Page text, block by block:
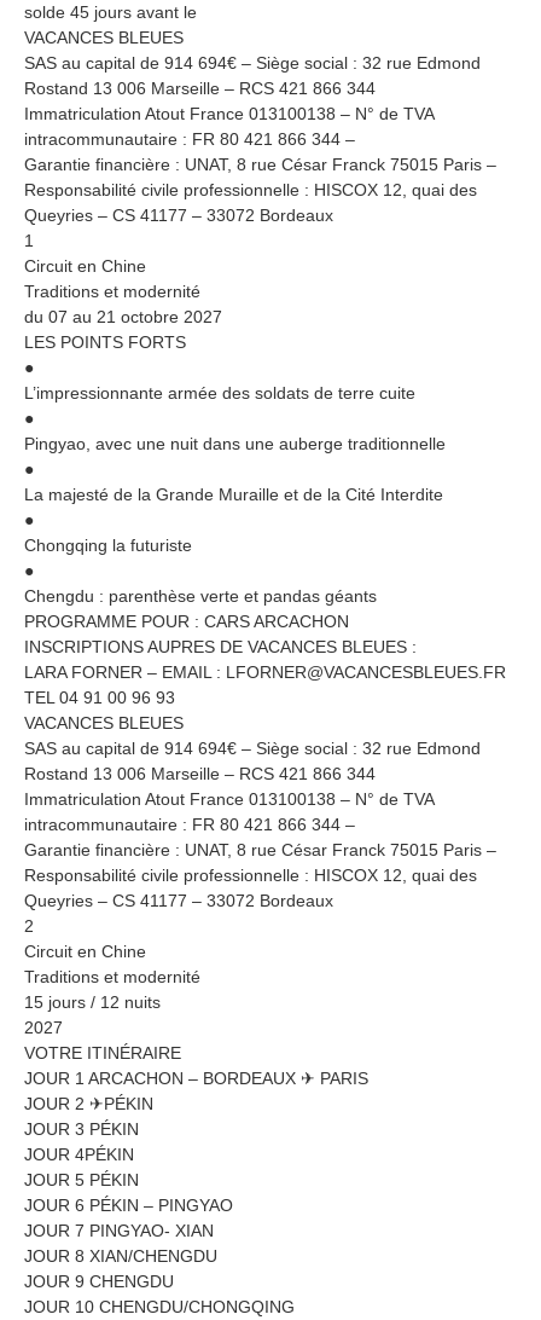
solde 45 jours avant le
VACANCES BLEUES
SAS au capital de 914 694€ – Siège social : 32 rue Edmond
Rostand 13 006 Marseille – RCS 421 866 344
Immatriculation Atout France 013100138 – N° de TVA
intracommunautaire : FR 80 421 866 344 –
Garantie financière : UNAT, 8 rue César Franck 75015 Paris –
Responsabilité civile professionnelle : HISCOX 12, quai des
Queyries – CS 41177 – 33072 Bordeaux
1
Circuit en Chine
Traditions et modernité
du 07 au 21 octobre 2027
LES POINTS FORTS
●
L’impressionnante armée des soldats de terre cuite
●
Pingyao, avec une nuit dans une auberge traditionnelle
●
La majesté de la Grande Muraille et de la Cité Interdite
●
Chongqing la futuriste
●
Chengdu : parenthèse verte et pandas géants
PROGRAMME POUR : CARS ARCACHON
INSCRIPTIONS AUPRES DE VACANCES BLEUES :
LARA FORNER – EMAIL : LFORNER@VACANCESBLEUES.FR
TEL 04 91 00 96 93
VACANCES BLEUES
SAS au capital de 914 694€ – Siège social : 32 rue Edmond
Rostand 13 006 Marseille – RCS 421 866 344
Immatriculation Atout France 013100138 – N° de TVA
intracommunautaire : FR 80 421 866 344 –
Garantie financière : UNAT, 8 rue César Franck 75015 Paris –
Responsabilité civile professionnelle : HISCOX 12, quai des
Queyries – CS 41177 – 33072 Bordeaux
2
Circuit en Chine
Traditions et modernité
15 jours / 12 nuits
2027
VOTRE ITINÉRAIRE
JOUR 1 ARCACHON – BORDEAUX ✈ PARIS
JOUR 2 ✈PÉKIN
JOUR 3 PÉKIN
JOUR 4PÉKIN
JOUR 5 PÉKIN
JOUR 6 PÉKIN – PINGYAO
JOUR 7 PINGYAO- XIAN
JOUR 8 XIAN/CHENGDU
JOUR 9 CHENGDU
JOUR 10 CHENGDU/CHONGQING